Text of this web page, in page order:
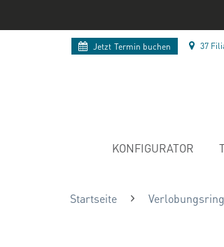
Jetzt Termin buchen 37
KONFIGURATOR
Startseite